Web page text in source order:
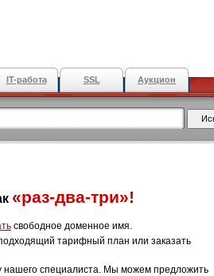
IT-работа SSL Аукцион
«раз-два-три»!
свободное доменное имя.
тарифный план или заказать
нашего специалиста. Мы можем предложить